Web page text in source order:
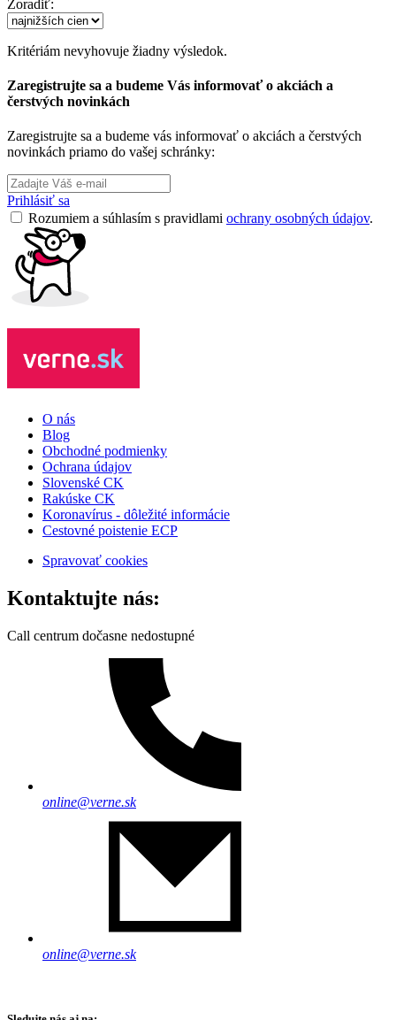
Zoradiť:
Kritériám nevyhovuje žiadny výsledok.
Zaregistrujte sa a budeme Vás informovať o akciách a
čerstvých novinkách
Zaregistrujte sa a budeme vás informovať o akciách a čerstvých
novinkách priamo do vašej schránky:
Prihlásiť sa
Rozumiem a súhlasím s pravidlami ochrany osobných údajov.
O nás
Blog
Obchodné podmienky
Ochrana údajov
Slovenské CK
Rakúske CK
Koronavírus - dôležité informácie
Cestovné poistenie ECP
Spravovať cookies
Kontaktujte nás:
Call centrum dočasne nedostupné
online@verne.sk
online@verne.sk